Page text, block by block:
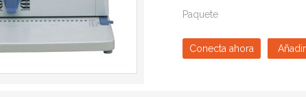
Paquete
Conecta ahora